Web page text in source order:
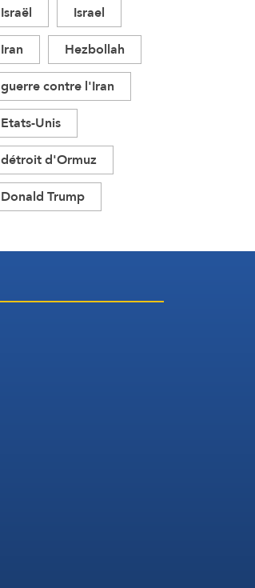
Israël
Israel
Iran
Hezbollah
guerre contre l'Iran
Etats-Unis
détroit d'Ormuz
Donald Trump